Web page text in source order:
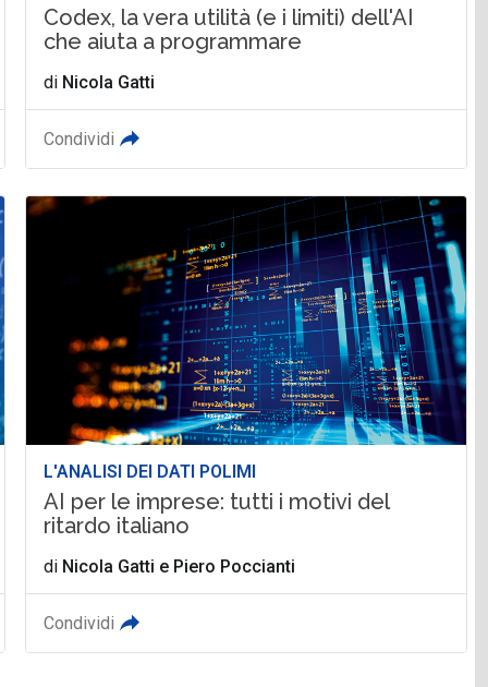
Codex, la vera utilità (e i limiti) dell'AI
che aiuta a programmare
di Nicola Gatti
Condividi
L'ANALISI DEI DATI POLIMI
AI per le imprese: tutti i motivi del
ritardo italiano
di Nicola Gatti e Piero Poccianti
Condividi